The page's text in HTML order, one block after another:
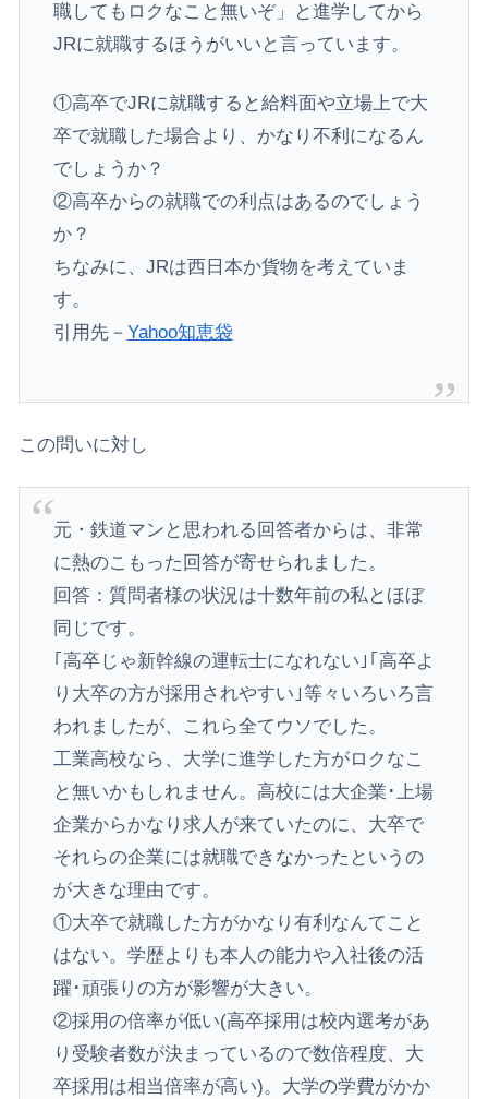
職してもロクなこと無いぞ」と進学してから
JRに就職するほうがいいと言っています。
①高卒でJRに就職すると給料面や立場上で大
卒で就職した場合より、かなり不利になるん
でしょうか？
②高卒からの就職での利点はあるのでしょう
か？
ちなみに、JRは西日本か貨物を考えていま
す。
引用先－ Yahoo知恵袋
​この問いに対し
元・鉄道マンと思われる回答者からは、非常
に熱のこもった回答が寄せられました。
​回答：質問者様の状況は十数年前の私とほぼ
同じです。
｢高卒じゃ新幹線の運転士になれない｣｢高卒よ
り大卒の方が採用されやすい｣等々いろいろ言
われましたが、これら全てウソでした。
工業高校なら、大学に進学した方がロクなこ
と無いかもしれません。高校には大企業･上場
企業からかなり求人が来ていたのに、大卒で
それらの企業には就職できなかったというの
が大きな理由です。
​①大卒で就職した方がかなり有利なんてこと
はない。学歴よりも本人の能力や入社後の活
躍･頑張りの方が影響が大きい。
②採用の倍率が低い(高卒採用は校内選考があ
り受験者数が決まっているので数倍程度、大
卒採用は相当倍率が高い)。大学の学費がかか